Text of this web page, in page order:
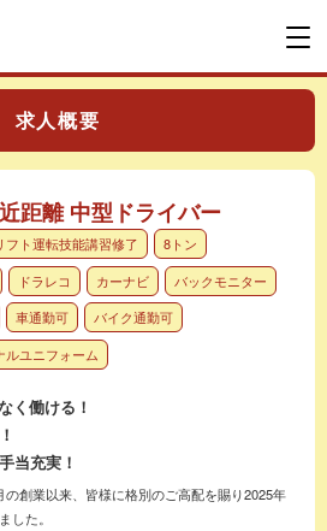
求人概要
距離 中型ドライバー
フト運転技能講習修了
8トン
ドラレコ カーナビ
バックモニター
車通勤可
バイク通勤可
ルユニフォーム
く働ける！
当充実！
創業以来、皆様に格別のご高配を賜り2025年
した。